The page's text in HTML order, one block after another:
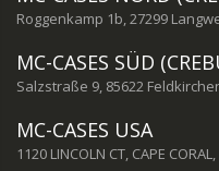
Roggenkamp 1b, 27299
MC-CASES SÜD
Salzstraße 9, 85622
MC-CASES USA
1120 LINCOLN CT, CAPE